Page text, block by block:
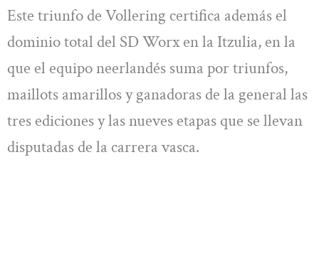
Este triunfo de Vollering certifica además el
dominio total del SD Worx en la Itzulia, en la
que el equipo neerlandés suma por triunfos,
maillots amarillos y ganadoras de la general las
tres ediciones y las nueves etapas que se llevan
disputadas de la carrera vasca.